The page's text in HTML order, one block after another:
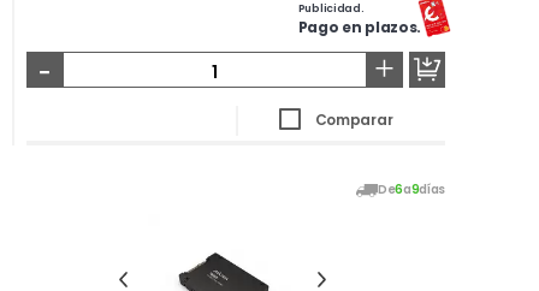
Publicidad.
Pago en plazos.
- +
Comparar
De6a9días